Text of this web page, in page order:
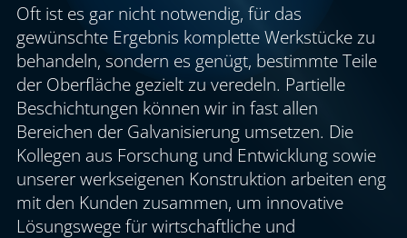
Oft ist es gar nicht notwendig, für das
gewünschte Ergebnis komplette Werkstücke zu
behandeln, sondern es genügt, bestimmte Teile
der Oberfläche gezielt zu veredeln. Partielle
Beschichtungen können wir in fast allen
Bereichen der Galvanisierung umsetzen. Die
Kollegen aus Forschung und Entwicklung sowie
unserer werkseigenen Konstruktion arbeiten eng
mit den Kunden zusammen, um innovative
Lösungswege für wirtschaftliche und